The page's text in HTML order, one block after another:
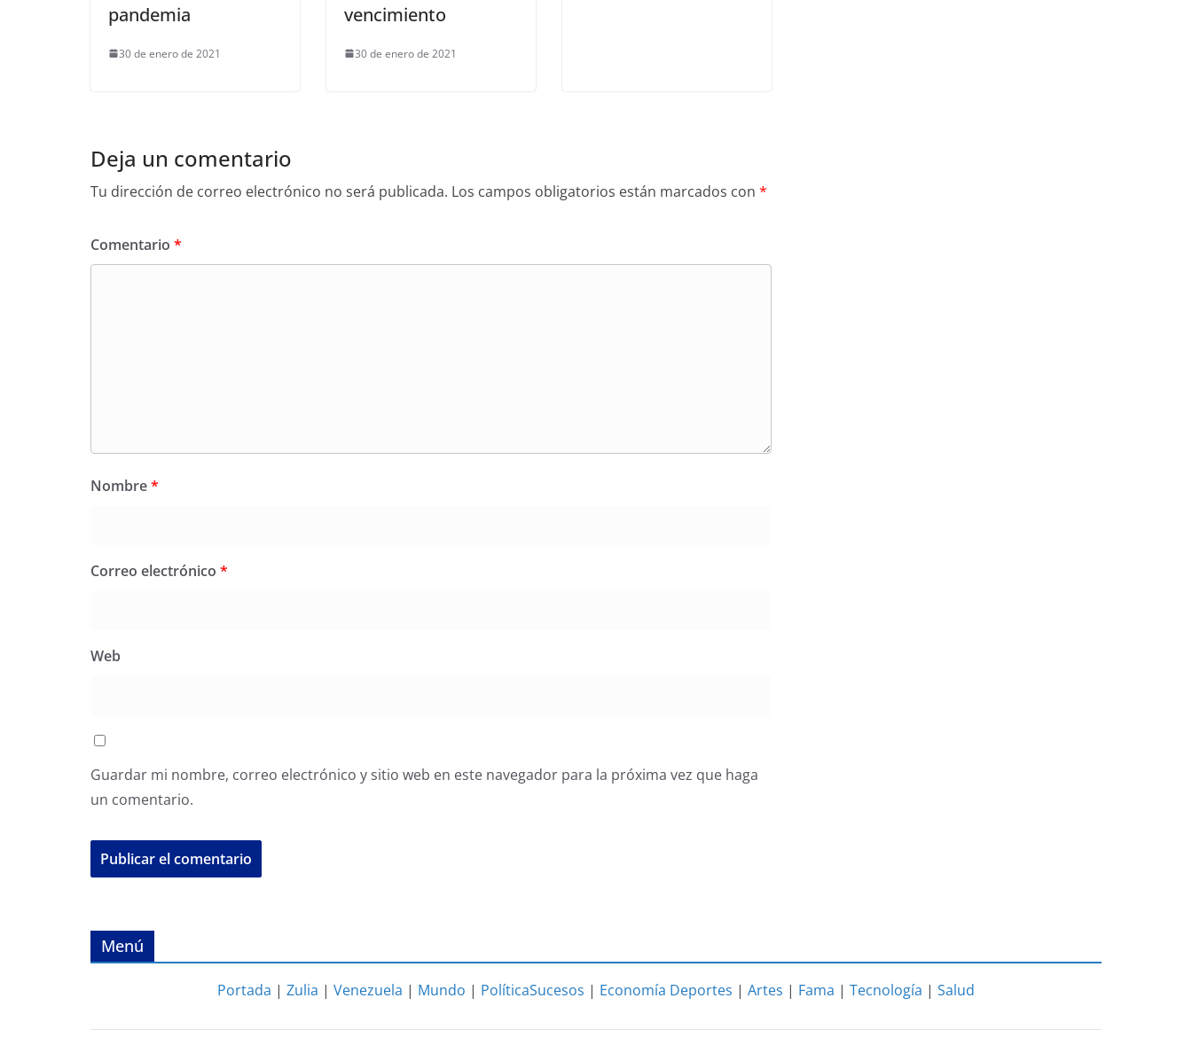
pandemia
30 de enero de 2021
vencimiento
30 de enero de 2021
Deja un comentario
Tu dirección de correo electrónico no será publicada. Los campos obligatorios están marcados con *
Comentario *
Nombre*
Correo electrónico *
Web
Guardar mi nombre, correo electrónico y sitio web en este navegador para la próxima vez que haga
un comentario.
Menú
Portada | Zulia | Venezuela | Mundo | PolíticaSucesos | Economía Deportes | Artes | Fama | Tecnología | Salud